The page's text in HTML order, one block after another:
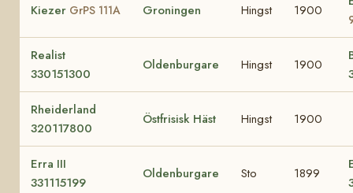
Kiezer GrPS 111A Groningen Hingst 1900
Realist
330151300
Oldenburgare Hingst 1900
Rheiderland
320117800
Östfrisisk Häst Hingst 1900
Erra III
331115199
Oldenburgare Sto 1899